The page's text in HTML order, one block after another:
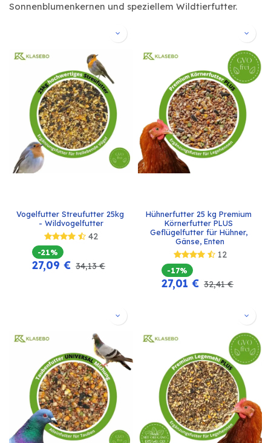
Sonnenblumenkernen und speziellem Wildtierfutter.
Vogelfutter Streufutter 25kg
- Wildvogelfutter
42
-21%
27,09 € 34,13€
Hühnerfutter 25 kg Premium
Körnerfutter PLUS
Geflügelfutter für Hühner,
Gänse, Enten
12
-17%
27,01 € 32,41€